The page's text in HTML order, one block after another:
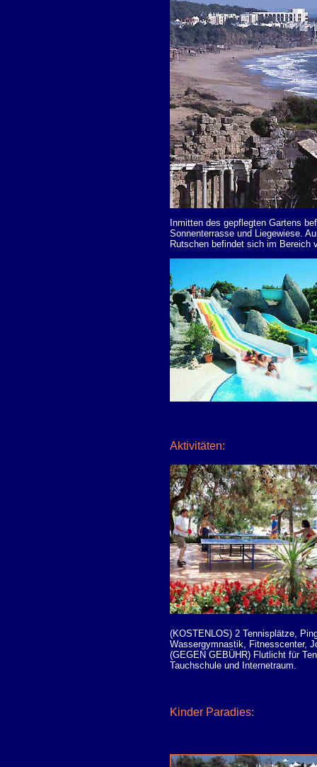
Inmitten des gepflegten Gartens
Sonnenterrasse und Liegewiese.
Rutschen befindet sich im Bereich
Aktivitäten:
(KOSTENLOS) 2 Tennisplätze,
Wassergymnastik, Fitnesscenter,
(GEGEN GEBÜHR) Flutlicht für
Tauchschule und Internetraum.
Kinder Paradies: